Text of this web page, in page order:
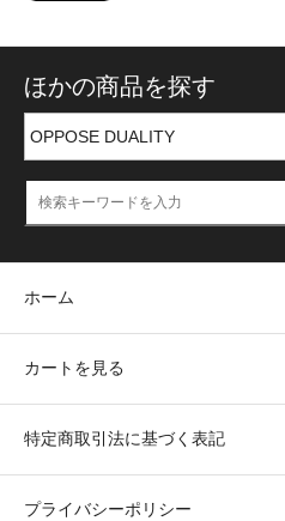
ほかの商品を探す
ホーム
カートを見る
特定商取引法に基づく表記
プライバシーポリシー